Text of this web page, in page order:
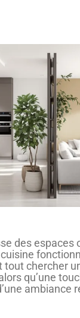
des
tout chercher
qu’une
ambiance